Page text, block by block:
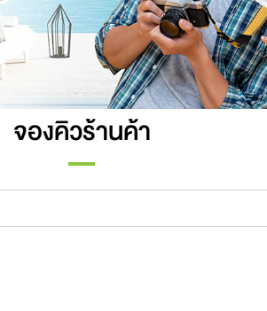
จองคิวร้านค้า